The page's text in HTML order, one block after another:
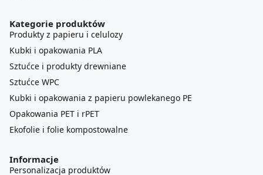
Kategorie produktów
Produkty z papieru i celulozy
Kubki i opakowania PLA
Sztućce i produkty drewniane
Sztućce WPC
Kubki i opakowania z papieru powlekanego PE
Opakowania PET i rPET
Ekofolie i folie kompostowalne
Informacje
Personalizacja produktów